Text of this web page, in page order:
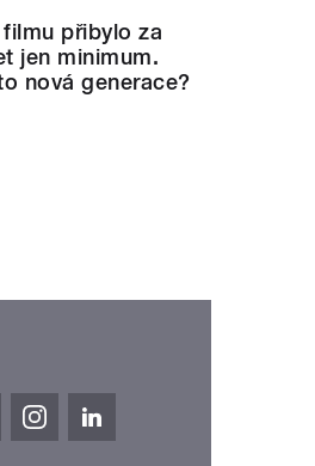
filmu přibylo za
jen minimum.
nová generace?